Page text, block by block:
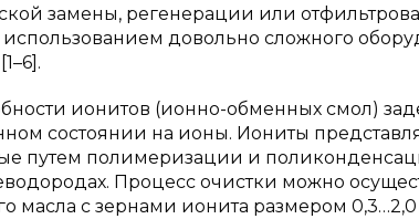
замены, регенерации или
довольно сложного
ионитов (ионно-обменных смол)
состоянии на ионы. Иониты
путем полимеризации и
Процесс очистки можно
масла с зернами ионита размером